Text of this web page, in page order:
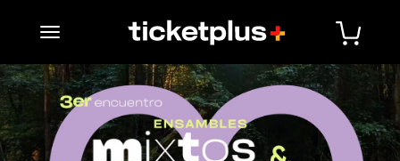
desplegar navegación